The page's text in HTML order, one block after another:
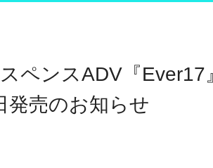
ペンスADV『
発売のお知らせ